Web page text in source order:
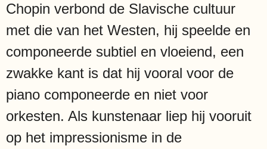
Chopin verbond de Slavische cultuur
met die van het Westen, hij speelde en
componeerde subtiel en vloeiend, een
zwakke kant is dat hij vooral voor de
piano componeerde en niet voor
orkesten. Als kunstenaar liep hij vooruit
op het impressionisme in de